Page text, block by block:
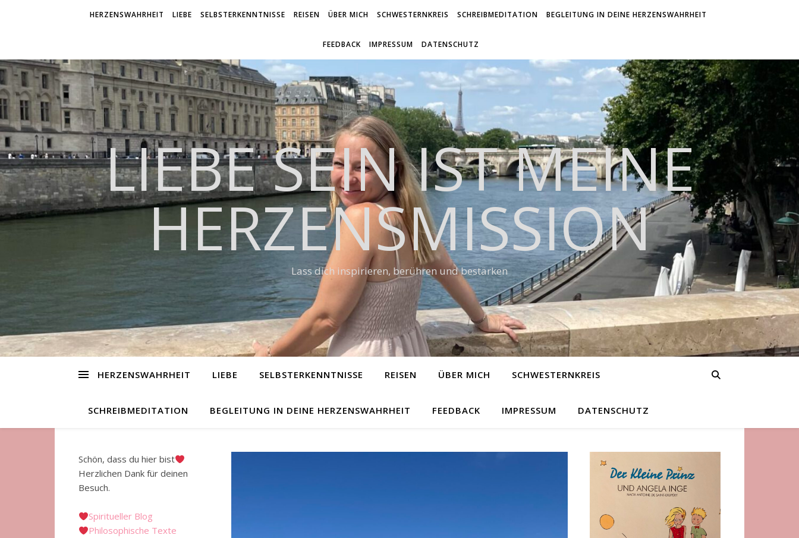
HERZENSWAHRHEIT LIEBE SELBSTERKENNTNISSE REISEN ÜBER MICH SCHWESTERNKREIS SCHREIBMEDITATION BEGLEITUNG IN DEINE HERZENSWAHRHEIT
FEEDBACK IMPRESSUM DATENSCHUTZ
LIEBE SEIN IST MEINE
HERZENSMISSION
Lass dich inspirieren, berühren und bestärken
HERZENSWAHRHEIT LIEBE SELBSTERKENNTNISSE REISEN ÜBER MICH SCHWESTERNKREIS
SCHREIBMEDITATION BEGLEITUNG IN DEINE HERZENSWAHRHEIT FEEDBACK IMPRESSUM DATENSCHUTZ
Schön, dass du hier bist
Herzlichen Dank für deinen
Besuch.
Spiritueller Blog
Philosophische Texte